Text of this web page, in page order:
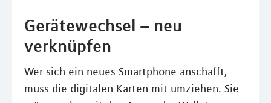
Gerätewechsel – neu
verknüpfen
Wer sich ein neues Smartphone anschafft,
muss die digitalen Karten mit umziehen. Sie